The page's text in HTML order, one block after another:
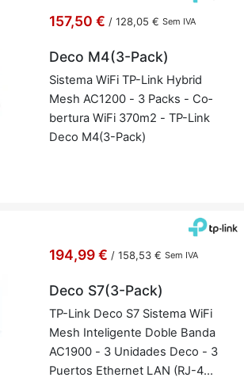
157,50 € / 128,05 € Sem IVA
Deco M4(3-Pack)
Sis­tema WiFi TP-Link Hy­brid
Mesh AC1200 - 3 Packs - Co­
ber­tura WiFi 370m2 - TP-Link
Deco M4(3-Pack)
194,99 € / 158,53 € Sem IVA
Deco S7(3-Pack)
TP-Link Deco S7 Sis­tema WiFi
Mesh In­te­li­gente Doble Banda
AC1900 - 3 Uni­dades Deco - 3
Pu­ertos Ethernet LAN (RJ-45)